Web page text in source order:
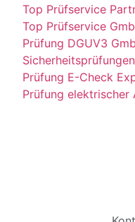
Top Prüfservice
Top Prüfservice
Prüfung DGUV3
Prüfung E-Check
Prüfung elektrischer